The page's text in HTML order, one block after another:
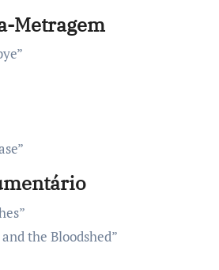
Metragem
the Bloodshed”